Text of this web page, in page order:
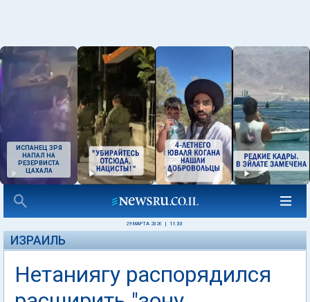
ИСПАНЕЦ ЗРЯ
НАПАЛ НА
РЕЗЕРВИСТА
ЦАХАЛА
29 МАРТА 2026 11:33
ИЗРАИЛЬ
Нетаниягу распорядился